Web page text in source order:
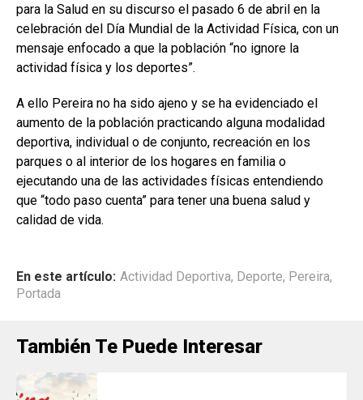
para la Salud en su discurso el pasado 6 de abril en la
celebración del Día Mundial de la Actividad Física, con un
mensaje enfocado a que la población “no ignore la
actividad física y los deportes”.
A ello Pereira no ha sido ajeno y se ha evidenciado el
aumento de la población practicando alguna modalidad
deportiva, individual o de conjunto, recreación en los
parques o al interior de los hogares en familia o
ejecutando una de las actividades físicas entendiendo
que “todo paso cuenta” para tener una buena salud y
calidad de vida.
En este artículo: Actividad Deportiva, Deporte, Pereira,
Portada
También Te Puede Interesar